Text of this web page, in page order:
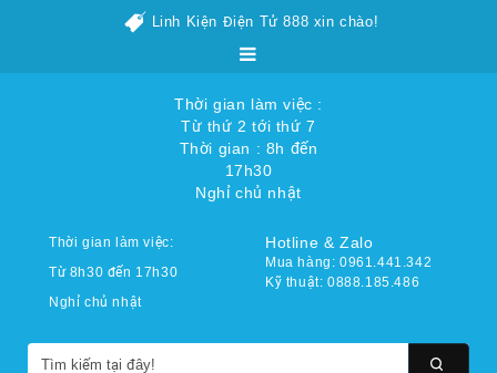
Linh Kiện Điện Tử 888 xin chào!
Thời gian làm việc :
Từ thứ 2 tới thứ 7
Thời gian : 8h đến
17h30
Nghỉ chủ nhật
Thời gian làm việc:
Từ 8h30 đến 17h30
Nghỉ chủ nhật
Hotline & Zalo
Mua hàng: 0961.441.342
Kỹ thuật: 0888.185.486